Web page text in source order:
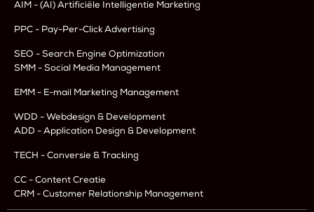
AIM - (AI) Artificiële Intelligentie Marketing
PPC - Pay-Per-Click Advertising
SEO - Search Engine Optimization
SMM - Social Media Management
EMM - E-mail Marketing Management
WDD - Webdesign & Development
ADD - Application Design & Development
TECH - Conversie & Tracking
CC - Content Creatie
CRM - Customer Relationship Management